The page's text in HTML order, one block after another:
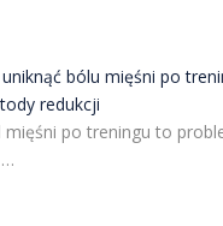
uniknąć bólu mięśni po
redukcji
mięśni po treningu to